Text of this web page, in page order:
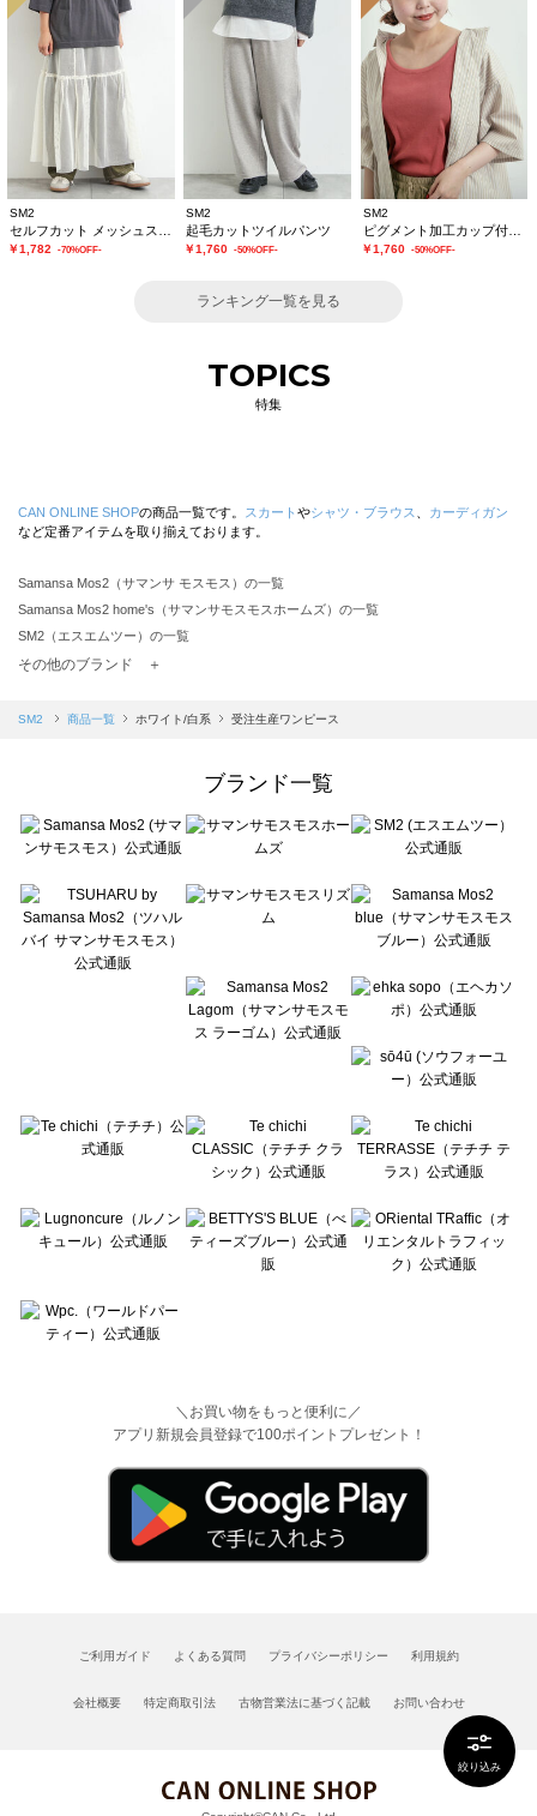
絞り込み
SM2
￥1,782 -70%OFF-
SM2
起毛カットツイルパンツ
￥1,760 -50%OFF-
SM2
ピグメント加工カップ付タンクトップ
￥1,760 -50%OFF-
ランキング一覧を見る
TOPICS
特集
CAN ONLINE SHOPの商品一覧です。 スカート やシャツ・ブラウス
カーディガン
など定番アイテムを取り揃えております。
Samansa Mos2（サマンサ モスモス）の一覧
Samansa Mos2 home's（サマンサモスモスホームズ）の一覧
SM2（エスエムツー）の一覧
TSUHARU by Samansa Mos2（ツハルバイサマンサモスモス）の一覧
Samansa Mos2 blue（サマンサモスモス ブルー）の一覧
Te chichi（テチチ）の一覧
Te chichi CLASSIC（テチチ クラシック）の一覧
Lugnoncure（ルノンキュール）の一覧
BETTY'S BLUE（べティーズブルー）の一覧
Wpc.（ワールドパーティー）の一覧
その他のブランド ＋
SM2 商品一覧 ホワイト/白系 受注生産ワンピース
ブランド一覧
＼お買い物をもっと便利に／
アプリ新規会員登録で100ポイントプレゼント！
ご利用ガイド よくある質問 プライバシーポリシー 利用規約
会社概要 特定商取引法 古物営業法に基づく記載 お問い合わせ